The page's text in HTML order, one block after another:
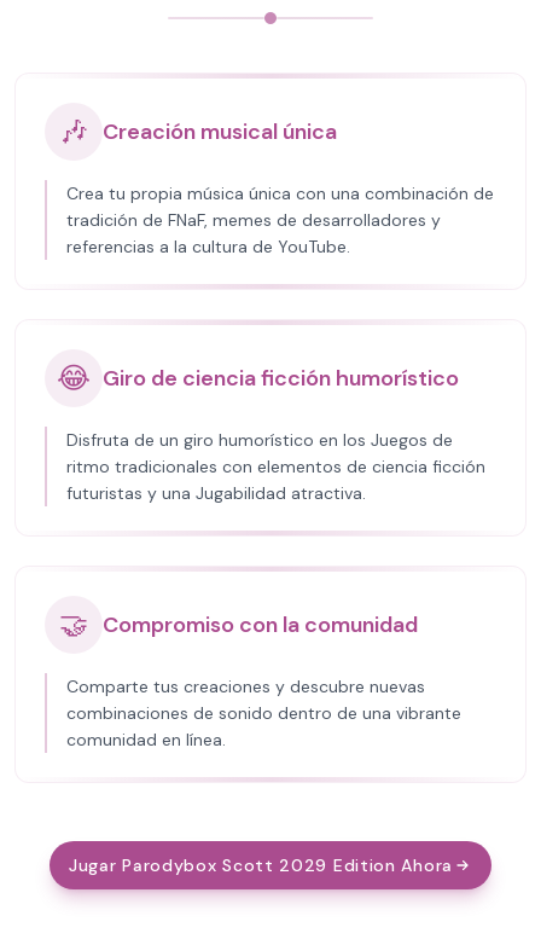
🎶 Creación musical única
Crea tu propia música única con una combinación de
tradición de FNaF, memes de desarrolladores y
referencias a la cultura de YouTube.
😂 Giro de ciencia ficción humorístico
Disfruta de un giro humorístico en los Juegos de
ritmo tradicionales con elementos de ciencia ficción
futuristas y una Jugabilidad atractiva.
🤝 Compromiso con la comunidad
Comparte tus creaciones y descubre nuevas
combinaciones de sonido dentro de una vibrante
comunidad en línea.
Jugar Parodybox Scott 2029 Edition Ahora